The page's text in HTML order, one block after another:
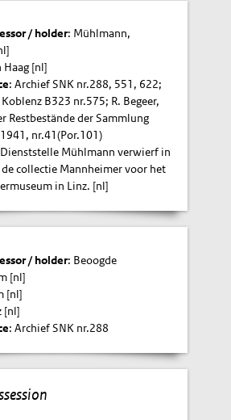
/ holder: Mühlmann,
Haag [nl]
: Archief SNK nr.288, 551, 622;
B323 nr.575; R. Begeer,
Restbestände der Sammlung
nr.41(Por.101)
Dienststelle Mühlmann verwierf in
collectie Mannheimer voor het
in Linz. [nl]
/ holder: Beoogde
[nl]
[nl]
[nl]
: Archief SNK nr.288